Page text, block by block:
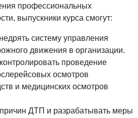
профессиональных
выпускники курса смогут:
систему управления
движения в организации.
проведение
осмотров
и медицинских осмотров
ДТП и разрабатывать меры